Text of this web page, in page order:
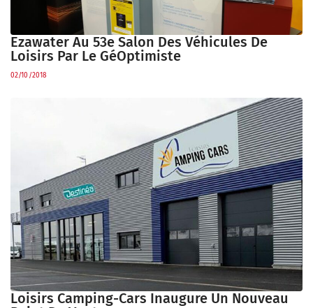
Ezawater Au 53e Salon Des Véhicules De
Loisirs Par Le GéOptimiste
02/10/2018
Loisirs Camping-Cars Inaugure Un Nouveau